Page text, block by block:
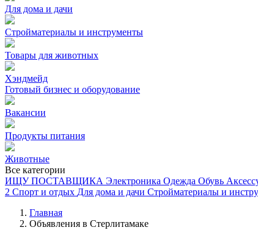
Для дома и дачи
Стройматериалы и инструменты
Товары для животных
Хэндмейд
Готовый бизнес и оборудование
Вакансии
Продукты питания
Животные
Все категории
ИЩУ ПОСТАВЩИКА Электроника Одежда Обувь
2 Спорт и отдых Для дома и дачи Стройматериалы и
Главная
Объявления в Стерлитамаке